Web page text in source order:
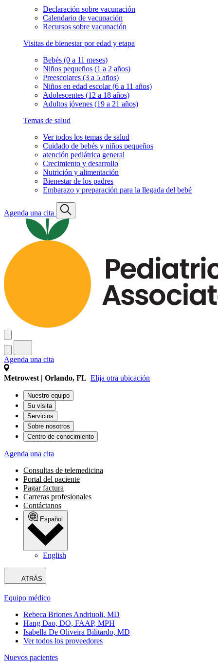
Declaración sobre vacunación
Calendario de vacunación
Recursos sobre vacunación
Visitas de bienestar por edad y etapa
Bebés (0 a 11 meses)
Niños pequeños (1 a 2 años)
Preescolares (3 a 5 años)
Niños en edad escolar (6 a 11 años)
Adolescentes (12 a 18 años)
Adultos jóvenes (19 a 21 años)
Temas de salud
Ver todos los temas de salud
Cuidado de bebés y niños pequeños
atención pediátrica general
Crecimiento y desarrollo
Nutrición y alimentación
Bienestar de los padres
Embarazo y preparación para la llegada del bebé
Agenda una cita
Agenda una cita
Metrowest | Orlando, FL Elija otra ubicación
Nuestro equipo
Su visita
Servicios
Sobre nosotros
Centro de conocimiento
Agenda una cita
Consultas de telemedicina
Portal del paciente
Pagar factura
Carreras profesionales
Contáctanos
Español
English
ATRÁS
Equipo médico
Rebeca Briones Andriuoli, MD
Hang Dao, DO, FAAP, MPH
Isabella De Oliveira Bilitardo, MD
Ver todos los proveedores
Nuevos pacientes